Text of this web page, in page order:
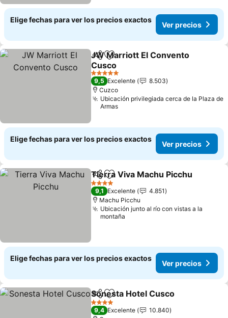
Elige fechas para ver los precios exactos
Ver precios
CompartirAgregar a favoritos
JW Marriott El Convento
Cusco
Ver precios
5 Estrellas
9,5 Excelente
8.503
Cuzco
Ubicación privilegiada cerca de la Plaza de
Armas
Elige fechas para ver los precios exactos
Ver precios
Compartir
Agregar a favoritos
Tierra Viva Machu Picchu
4 Estrellas
9,1 Excelente
4.851
Machu Picchu
Ubicación junto al río con vistas a la
montaña
Elige fechas para ver los precios exactos
Ver precios
CompartirAgregar a favoritos
Sonesta Hotel Cusco
4 Estrellas
9,4 Excelente
10.840